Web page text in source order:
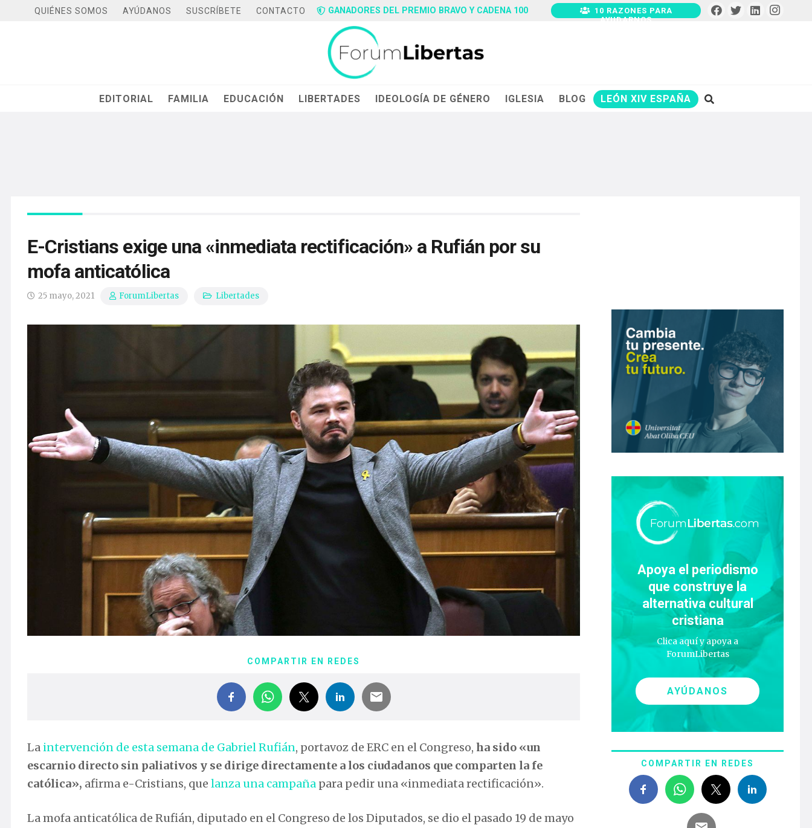
QUIÉNES SOMOS AYÚDANOS SUSCRÍBETE CONTACTO GANADORES DEL PREMIO BRAVO Y CADENA 100
10 RAZONES PARA
AYUDARNOS
EDITORIAL FAMILIA EDUCACIÓN LIBERTADES IDEOLOGÍA DE GÉNERO IGLESIA BLOG LEÓN XIV ESPAÑA
E-Cristians exige una «inmediata rectificación» a Rufián por su
mofa anticatólica
25 mayo, 2021 ForumLibertas Libertades
COMPARTIR EN REDES
La intervención de esta semana de Gabriel Rufián, portavoz de ERC en el Congreso, ha sido «un
escarnio directo sin paliativos y se dirige directamente a los ciudadanos que comparten la fe
católica», afirma e-Cristians, que lanza una campaña para pedir una «inmediata rectificación».
La mofa anticatólica de Rufián, diputado en el Congreso de los Diputados, se dio el pasado 19 de mayo
Apoya el periodismo
que construye la
alternativa cultural
cristiana
Clica aquí y apoya a
ForumLibertas
AYÚDANOS
COMPARTIR EN REDES